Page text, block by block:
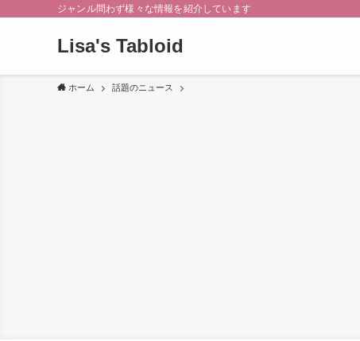
ジャンル問わず様々な情報を紹介しています
Lisa's Tabloid
ホーム 話題のニュース